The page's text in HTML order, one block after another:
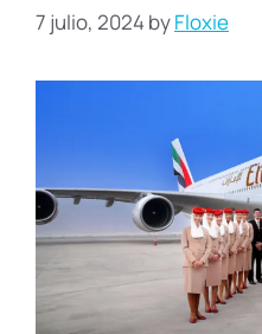
7 julio, 2024 byFloxie